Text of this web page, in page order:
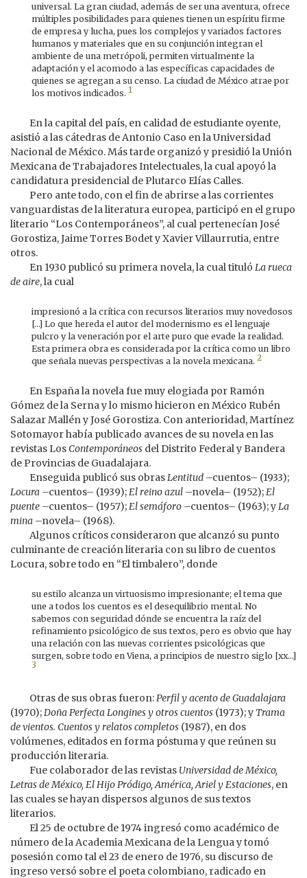
universal. La gran ciudad, además de ser una aventura, ofrece
múltiples posibilidades para quienes tienen un espíritu firme
de empresa y lucha, pues los complejos y variados factores
humanos y materiales que en su conjunción integran el
ambiente de una metrópoli, permiten virtualmente la
adaptación y el acomodo a las específicas capacidades de
quienes se agregan a su censo. La ciudad de México atrae por
los motivos indicados. 1
En la capital del país, en calidad de estudiante oyente,
asistió a las cátedras de Antonio Caso en la Universidad
Nacional de México. Más tarde organizó y presidió la Unión
Mexicana de Trabajadores Intelectuales, la cual apoyó la
candidatura presidencial de Plutarco Elías Calles.
Pero ante todo, con el fin de abrirse a las corrientes
vanguardistas de la literatura europea, participó en el grupo
literario “Los Contemporáneos”, al cual pertenecían José
Gorostiza, Jaime Torres Bodet y Xavier Villaurrutia, entre
otros.
En 1930 publicó su primera novela, la cual tituló La rueca
de aire, la cual
impresionó a la crítica con recursos literarios muy novedosos
[…] Lo que hereda el autor del modernismo es el lenguaje
pulcro y la veneración por el arte puro que evade la realidad.
Esta primera obra es considerada por la crítica como un libro
que señala nuevas perspectivas a la novela mexicana. 2
En España la novela fue muy elogiada por Ramón
Gómez de la Serna y lo mismo hicieron en México Rubén
Salazar Mallén y José Gorostiza. Con anterioridad, Martínez
Sotomayor había publicado avances de su novela en las
revistas LosContemporáneos del Distrito Federal y Bandera
de Provincias de Guadalajara.
Enseguida publicó sus obrasLentitud –cuentos– (1933);
Locura –cuentos– (1939);El reino azul –novela– (1952);El
puente –cuentos– (1957);El semáforo –cuentos– (1963); yLa
mina –novela– (1968).
Algunos críticos consideraron que alcanzó su punto
culminante de creación literaria con su libro de cuentos
Locura, sobre todo en “El timbalero”, donde
su estilo alcanza un virtuosismo impresionante; el tema que
une a todos los cuentos es el desequilibrio mental. No
sabemos con seguridad dónde se encuentra la raíz del
refinamiento psicológico de sus textos, pero es obvio que hay
una relación con las nuevas corrientes psicológicas que
surgen, sobre todo en Viena, a principios de nuestro siglo [xx…]
3
Otras de sus obras fueron:Perfil y acento de Guadalajara
(1970);Doña Perfecta Longines y otros cuentos (1973); y Trama
de vientos. Cuentos y relatos completos (1987), en dos
volúmenes, editados en forma póstuma y que reúnen su
producción literaria.
Fue colaborador de las revistas Universidad de México,
Letras de México, El Hijo Pródigo, América, Ariel y Estaciones, en
las cuales se hayan dispersos algunos de sus textos
literarios.
El 25 de octubre de 1974 ingresó como académico de
número de la Academia Mexicana de la Lengua y tomó
posesión como tal el 23 de enero de 1976, su discurso de
ingreso versó sobre el poeta colombiano, radicado en